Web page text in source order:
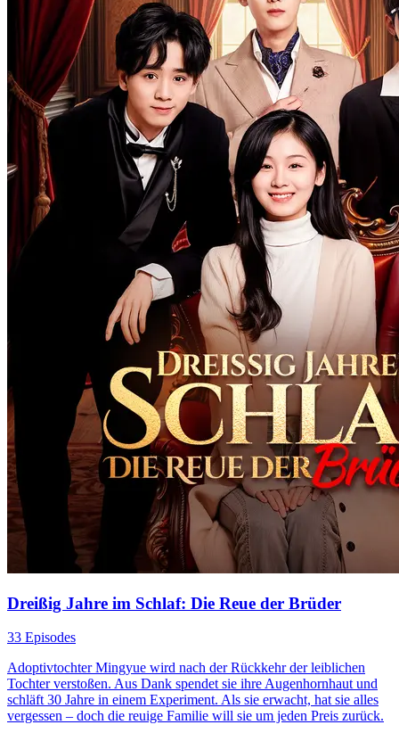
Dreißig Jahre im Schlaf: Die Reue der Brüder
33 Episodes
Adoptivtochter Mingyue wird nach der Rückkehr der leiblichen
Tochter verstoßen. Aus Dank spendet sie ihre Augenhornhaut und
schläft 30 Jahre in einem Experiment. Als sie erwacht, hat sie alles
vergessen – doch die reuige Familie will sie um jeden Preis zurück.